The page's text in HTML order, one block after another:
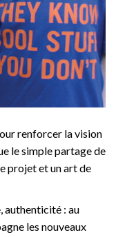
renforcer la vision
le simple partage de
projet et un art de
authenticité : au
les nouveaux